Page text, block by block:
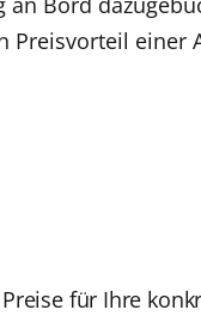
Preisvorteil einer
für Ihre